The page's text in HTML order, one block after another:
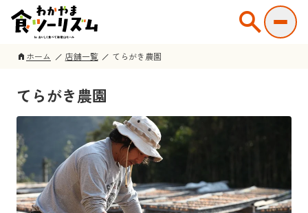
search
home ホーム 店舗一覧 てらがき農園
てらがき農園